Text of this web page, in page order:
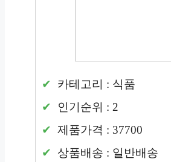
카테고리 : 식품
인기순위 : 2
제품가격 : 37700
상품배송 : 일반배송